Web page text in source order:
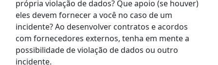
própria violação de dados? Que apoio (se houver)
eles devem fornecer a você no caso de um
incidente? Ao desenvolver contratos e acordos
com fornecedores externos, tenha em mente a
possibilidade de violação de dados ou outro
incidente.